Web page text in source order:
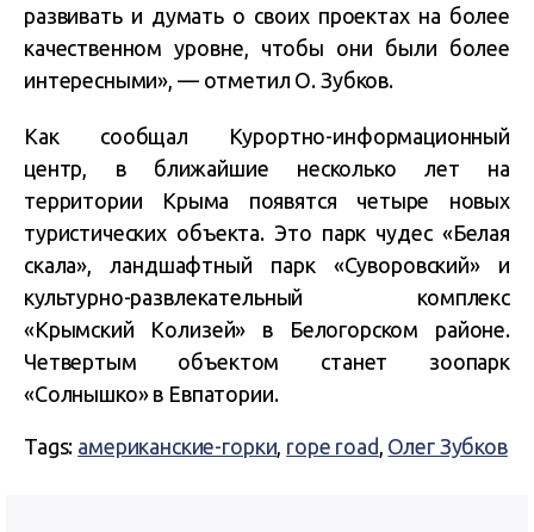
развивать и думать о своих проектах на более
качественном уровне, чтобы они были более
интересными», — отметил О. Зубков.
Как сообщал Курортно-информационный
центр, в ближайшие несколько лет на
территории Крыма появятся четыре новых
туристических объекта. Это парк чудес «Белая
скала», ландшафтный парк «Суворовский» и
культурно-развлекательный комплекс
«Крымский Колизей» в Белогорском районе.
Четвертым объектом станет зоопарк
«Солнышко» в Евпатории.
Tags: американские-горки, rope road, Олег Зубков